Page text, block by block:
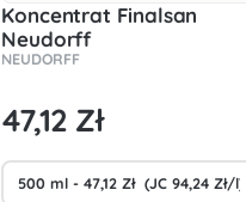
Koncentrat Finalsan
Neudorff
NEUDORFF
47,12 Zł